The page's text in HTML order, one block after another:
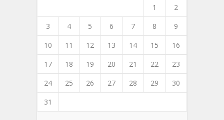
1
2
3
4 5 6 7 8
9
10
11 12 13 14 15
16
17
18 19 20 21 22
23
24
25 26 27 28 29
30
31